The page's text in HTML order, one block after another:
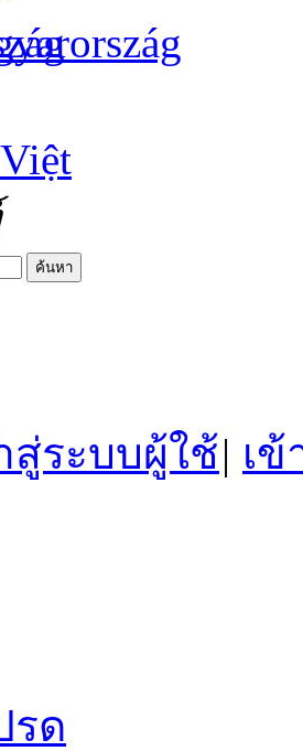
ค้นหา
สู่ระบบผู้ใช้| เ
รด